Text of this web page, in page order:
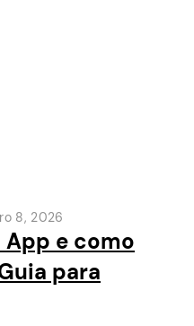
8, 2026
App e como
para